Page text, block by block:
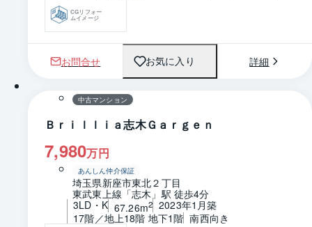
CGリフォー
ムイメージ
お問合せ お気に入り 詳細
1 / 0 間取り
中古マンション
Ｂｒｉｌｌｉａ志木Ｇａｒｇｅｎ
7,980万円
あんしん仲介保証
埼玉県新座市東北２丁目
東武東上線「志木」駅 徒歩4分
3LD・K 67.26m2 2023年1月築
17階／地上18階 地下1階 南西向き